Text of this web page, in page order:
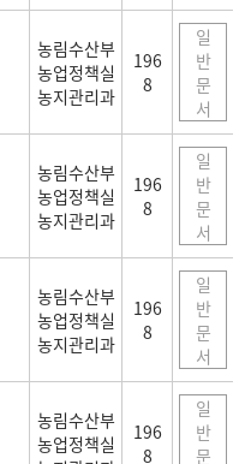
농림수산부
농업정책실
농지관리과
196
8
일
반
문
서
농림수산부
농업정책실
농지관리과
196
8
일
반
문
서
농림수산부
농업정책실
농지관리과
196
8
일
반
문
서
농림수산부
농업정책실
196
8
일
반
문